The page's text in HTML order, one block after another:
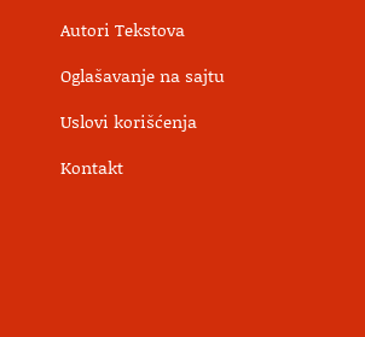
Autori Tekstova
Oglašavanje na sajtu
Uslovi korišćenja
Kontakt